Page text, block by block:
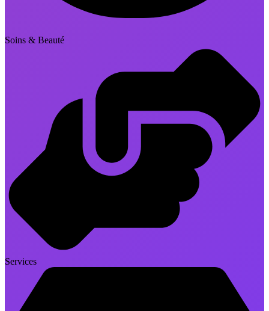
Soins & Beauté
Services